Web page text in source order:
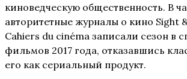
киноведческую общественность. В
авторитетные журналы о кино Sight
Cahiers du cinéma записали сезон в
фильмов 2017 года, отказавшись
его как сериальный продукт.